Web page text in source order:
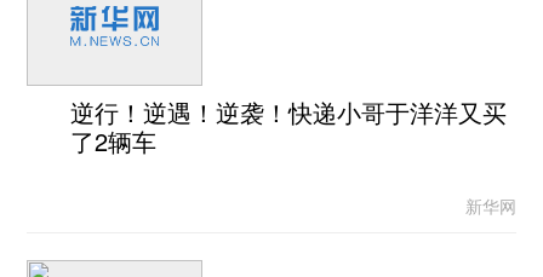
逆行！逆遇！逆袭！快递小哥于洋洋又买
了2辆车
新华网